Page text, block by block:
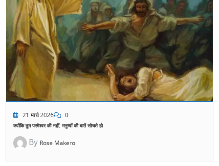
21 मार्च 2026 0
क्योंकि तुम परमेश्वर की नहीं, मनुष्यों की बातें सोचते हो
By Rose Makero